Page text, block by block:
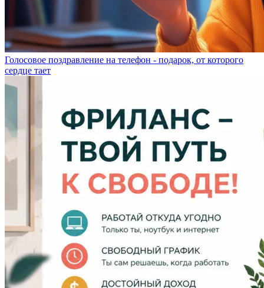
Голосовое поздравление на телефон - подарок, от которого
сердце тает